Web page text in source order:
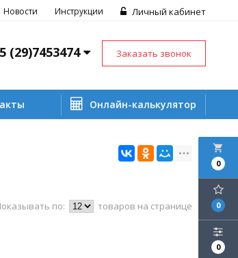
Личный кабинет
Новости Инструкции
(29)7453474 Заказать звонок
Онлайн-калькулятор
local_grocery_store
0
0
0
по: товаров на странице